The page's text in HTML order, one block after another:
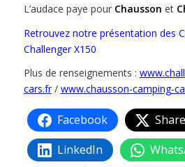
L’audace paye pour Chausson et
Retrouvez notre présentation des
Challenger X150
Plus de renseignements :
cars.fr/ www.chausson-camping-
Facebook
LinkedIn